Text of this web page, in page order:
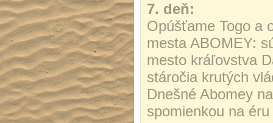
7. deň:
Opúšťame Togo a
mesta ABOMEY:
mesto kráľovstva
stáročia krutých
Dnešné Abomey
spomienkou na